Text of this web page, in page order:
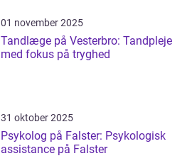
01 november 2025
Tandlæge på Vesterbro: Tandpleje
med fokus på tryghed
31 oktober 2025
Psykolog på Falster: Psykologisk
assistance på Falster